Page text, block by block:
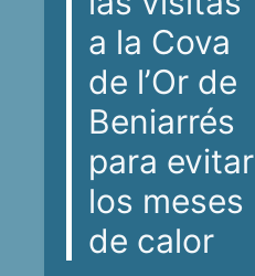
a la Cova
de l’Or de
Beniarrés
para evitar
los meses
de calor